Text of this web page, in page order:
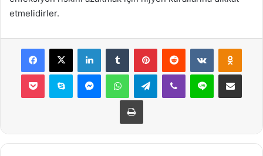
etmelidirler.
Facebook
X LinkedInTumblr PinterestReddit VKontakte
Pocket Skype MessengerWhatsAppTelegramViber Line E-Posta ile
Yazdır